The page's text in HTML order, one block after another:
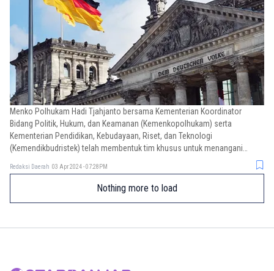
Menko Polhukam Hadi Tjahjanto bersama Kementerian Koordinator
Bidang Politik, Hukum, dan Keamanan (Kemenkopolhukam) serta
Kementerian Pendidikan, Kebudayaan, Riset, dan Teknologi
(Kemendikbudristek) telah membentuk tim khusus untuk menangani
Redaksi Daerah 03 Apr 2024 - 07:28PM
Nothing more to load